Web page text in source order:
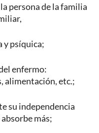
persona de la familia
y psíquica;
enfermo:
alimentación, etc.;
su independencia
más;